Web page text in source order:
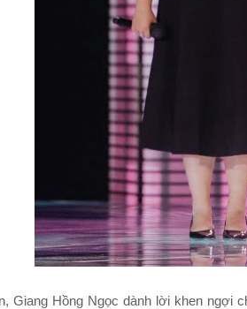
Giang Hồng Ngọc dành lời khen ngợi